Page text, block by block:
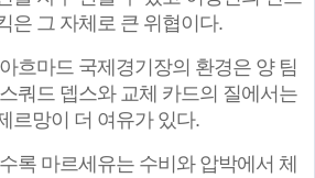
은 그 자체로 큰 위협이다.
흐마드 국제경기장의 환경은 양 팀
쿼드 뎁스와 교체 카드의 질에서는
르망이 더 여유가 있다.
록 마르세유는 수비와 압박에서 체